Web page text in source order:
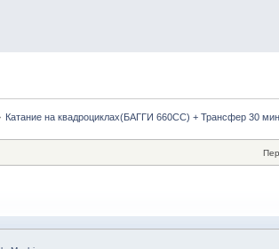
Катание на квадроциклах(БАГГИ 660CC) + Трансфер 30